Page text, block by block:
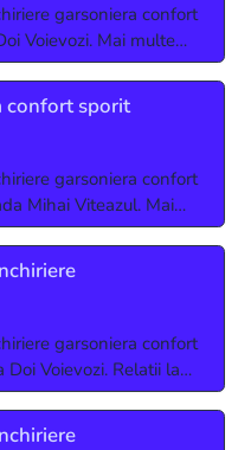
garsoniera confort
Mai multe
de telefon
confort sporit
garsoniera confort
Mihai Viteazul. Mai
numarul de telefon
garsoniera confort
Doi Voievozi. Relatii la